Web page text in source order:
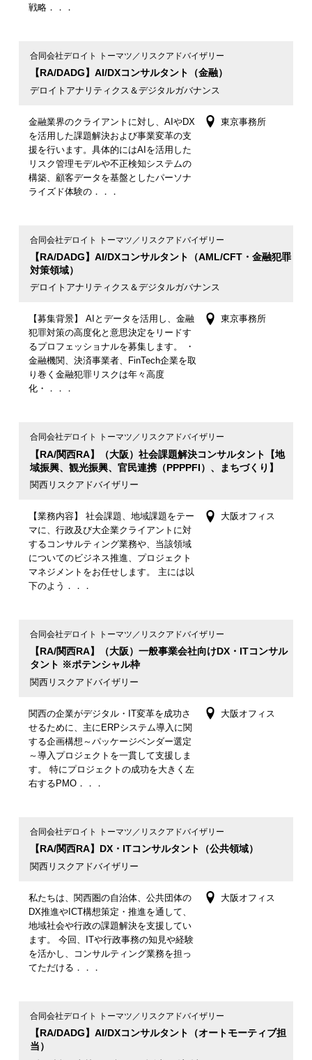
戦略．．．
【RA/DADG】AI/DXコンサルタント（金融）
デロイトアナリティクス＆デジタルガバナンス
合同会社デロイト トーマツ／リスクアドバイザリー
金融業界のクライアントに対し、AIやDX
を活用した課題解決および事業変革の支
援を行います。具体的にはAIを活用した
リスク管理モデルや不正検知システムの
構築、顧客データを基盤としたパーソナ
ライズド体験の．．．
東京事務所
【RA/DADG】AI/DXコンサルタント（AML/CFT・金融犯罪
対策領域）
デロイトアナリティクス＆デジタルガバナンス
合同会社デロイト トーマツ／リスクアドバイザリー
【募集背景】 AIとデータを活用し、金融
犯罪対策の高度化と意思決定をリードす
るプロフェッショナルを募集します。 ・
金融機関、決済事業者、FinTech企業を取
り巻く金融犯罪リスクは年々高度
化・．．．
東京事務所
【RA/関西RA】（大阪）社会課題解決コンサルタント【地
域振興、観光振興、官民連携（PPPPFI）、まちづくり】
関西リスクアドバイザリー
合同会社デロイト トーマツ／リスクアドバイザリー
【業務内容】 社会課題、地域課題をテー
マに、行政及び大企業クライアントに対
するコンサルティング業務や、当該領域
についてのビジネス推進、プロジェクト
マネジメントをお任せします。 主には以
下のよう．．．
大阪オフィス
【RA/関西RA】（大阪）一般事業会社向けDX・ITコンサル
タント ※ポテンシャル枠
関西リスクアドバイザリー
合同会社デロイト トーマツ／リスクアドバイザリー
関西の企業がデジタル・IT変革を成功さ
せるために、主にERPシステム導入に関
する企画構想～パッケージベンダー選定
～導入プロジェクトを一貫して支援しま
す。 特にプロジェクトの成功を大きく左
右するPMO．．．
大阪オフィス
【RA/関西RA】DX・ITコンサルタント（公共領域）
関西リスクアドバイザリー
合同会社デロイト トーマツ／リスクアドバイザリー
私たちは、関西圏の自治体、公共団体の
DX推進やICT構想策定・推進を通して、
地域社会や行政の課題解決を支援してい
ます。 今回、ITや行政事務の知見や経験
を活かし、コンサルティング業務を担っ
てただける．．．
大阪オフィス
【RA/DADG】AI/DXコンサルタント（オートモーティブ担
当）
合同会社デロイト トーマツ／リスクアドバイザリー